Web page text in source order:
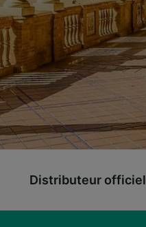
Distributeur officiel